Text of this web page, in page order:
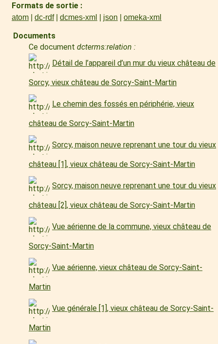
Formats de sortie
atom dc-rdf dcmes-xml json omeka-xml
Documents
Ce document dcterms:relation :
Détail de l’appareil d’un mur du vieux château de
Sorcy, vieux château de Sorcy-Saint-Martin
Le chemin des fossés en périphérie, vieux
château de Sorcy-Saint-Martin
Sorcy, maison neuve reprenant une tour du vieux
château [1], vieux château de Sorcy-Saint-Martin
Sorcy, maison neuve reprenant une tour du vieux
château [2], vieux château de Sorcy-Saint-Martin
Vue aérienne de la commune, vieux château de
Sorcy-Saint-Martin
Vue aérienne, vieux château de Sorcy-Saint-
Martin
Vue générale [1], vieux château de Sorcy-Saint-
Martin